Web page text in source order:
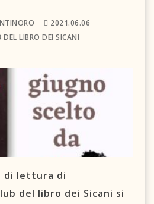
Galleria
Dove trovarci
un letto
2021.06.06
DEL LIBRO DEI SICANI
di lettura di
del libro dei Sicani si